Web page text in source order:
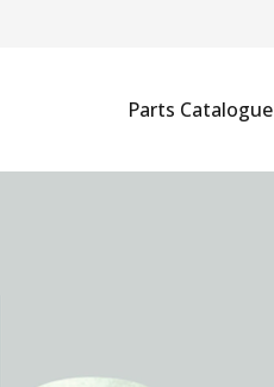
Parts Catalogue